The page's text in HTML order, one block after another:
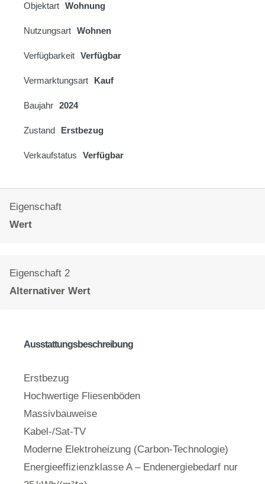
Objektart Wohnung
Nutzungsart Wohnen
Verfügbarkeit Verfügbar
Vermarktungsart Kauf
Baujahr 2024
Zustand Erstbezug
Verkaufstatus Verfügbar
Eigenschaft
Wert
Eigenschaft 2
Alternativer Wert
Ausstattungsbeschreibung
Erstbezug
Hochwertige Fliesenböden
Massivbauweise
Kabel-/Sat-TV
Moderne Elektroheizung (Carbon-Technologie)
Energieeffizienzklasse A – Endenergiebedarf nur